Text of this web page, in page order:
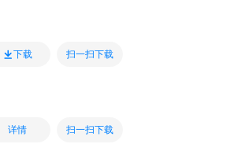
下载 扫一扫下载
详情 扫一扫下载